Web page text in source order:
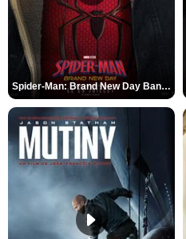
Spider-Man: Brand New Day Bande-annonce VO STFR